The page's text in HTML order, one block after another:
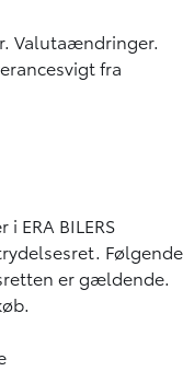
Valutaændringer.
fra
ERA BILERS
Følgende
er gældende.